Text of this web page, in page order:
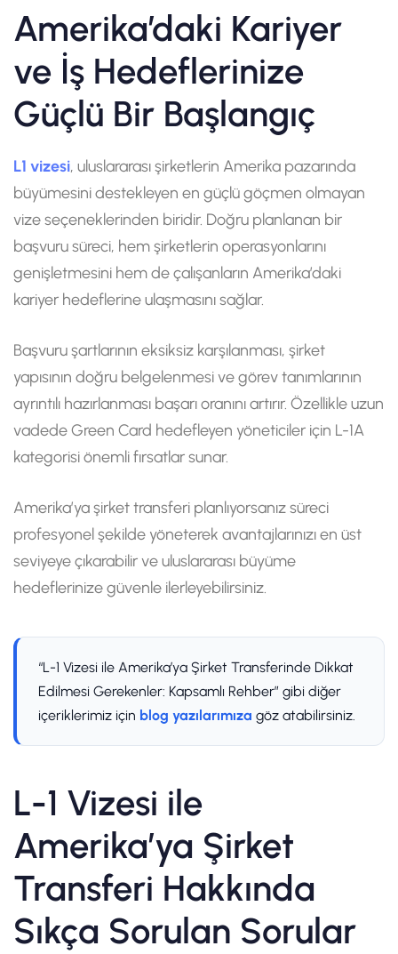
Amerika’daki Kariyer
ve İş Hedeflerinize
Güçlü Bir Başlangıç
L1 vizesi, uluslararası şirketlerin Amerika pazarında
büyümesini destekleyen en güçlü göçmen olmayan
vize seçeneklerinden biridir. Doğru planlanan bir
başvuru süreci, hem şirketlerin operasyonlarını
genişletmesini hem de çalışanların Amerika’daki
kariyer hedeflerine ulaşmasını sağlar.
Başvuru şartlarının eksiksiz karşılanması, şirket
yapısının doğru belgelenmesi ve görev tanımlarının
ayrıntılı hazırlanması başarı oranını artırır. Özellikle uzun
vadede Green Card hedefleyen yöneticiler için L-1A
kategorisi önemli fırsatlar sunar.
Amerika’ya şirket transferi planlıyorsanız süreci
profesyonel şekilde yöneterek avantajlarınızı en üst
seviyeye çıkarabilir ve uluslararası büyüme
hedeflerinize güvenle ilerleyebilirsiniz.
“L-1 Vizesi ile Amerika’ya Şirket Transferinde Dikkat
Edilmesi Gerekenler: Kapsamlı Rehber” gibi diğer
içeriklerimiz için blog yazılarımıza göz atabilirsiniz.
L-1 Vizesi ile
Amerika’ya Şirket
Transferi Hakkında
Sıkça Sorulan Sorular